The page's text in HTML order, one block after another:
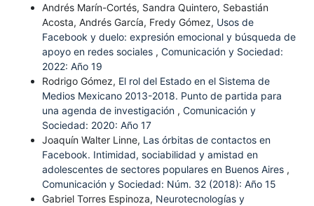
Andrés Marín-Cortés, Sandra Quintero, Sebastián
Acosta, Andrés García, Fredy Gómez, Usos de
Facebook y duelo: expresión emocional y búsqueda de
apoyo en redes sociales , Comunicación y Sociedad:
2022: Año 19
Rodrigo Gómez, El rol del Estado en el Sistema de
Medios Mexicano 2013-2018. Punto de partida para
una agenda de investigación , Comunicación y
Sociedad: 2020: Año 17
Joaquín Walter Linne, Las órbitas de contactos en
Facebook. Intimidad, sociabilidad y amistad en
adolescentes de sectores populares en Buenos Aires ,
Comunicación y Sociedad: Núm. 32 (2018): Año 15
Gabriel Torres Espinoza, Neurotecnologías y